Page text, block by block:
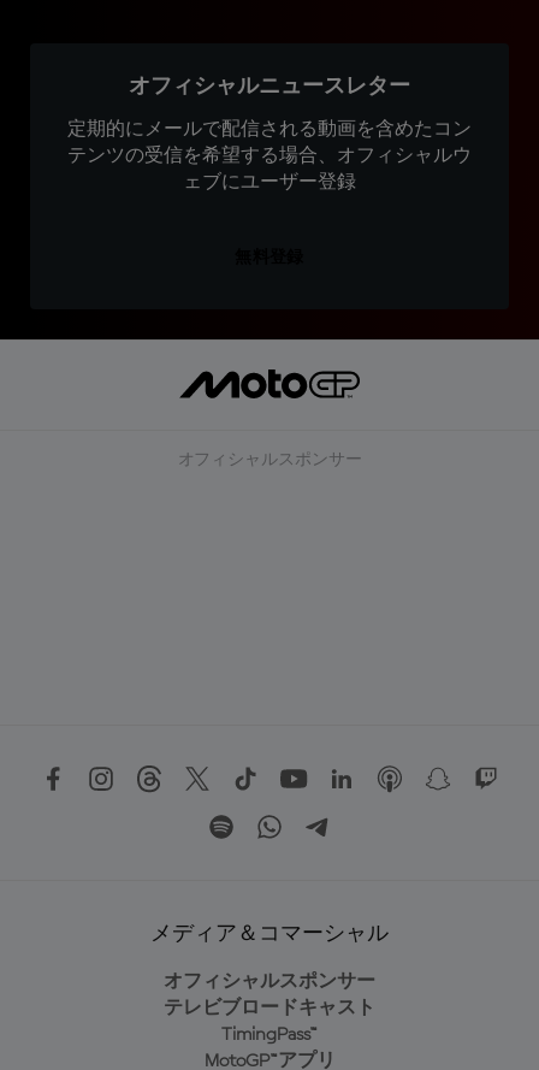
オフィシャルニュースレター
定期的にメールで配信される動画を含めたコン
テンツの受信を希望する場合、オフィシャルウ
ェブにユーザー登録
オフィシャルスポンサー
メディア＆コマーシャル
オフィシャルスポンサー
テレビブロードキャスト
TimingPass™
MotoGP™アプリ